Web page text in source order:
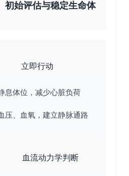
与稳定生命体
行动
息体位，减少心脏负荷
压、血氧，建立静脉通路
力学判断